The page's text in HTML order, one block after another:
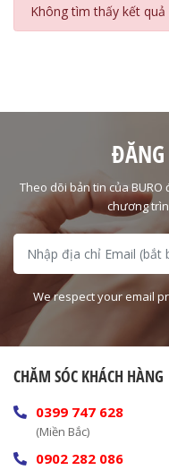
Không tìm thấy kết quả
Theo dõi bản tin của
chương
We respect your email
CHĂM SÓC KHÁCH HÀNG
0399 747 628
(Miền Bắc)
0902 282 086